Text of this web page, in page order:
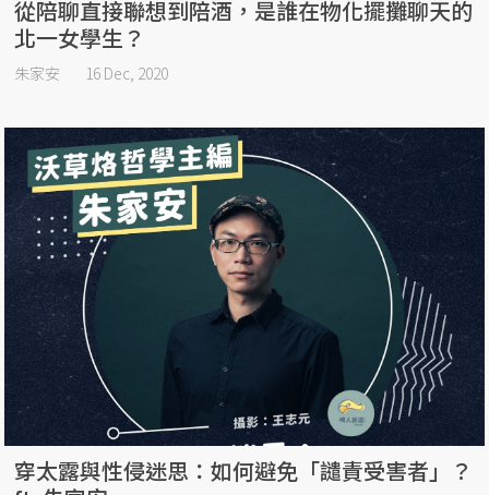
從陪聊直接聯想到陪酒，是誰在物化擺攤聊天的
北一女學生？
朱家安 16 Dec, 2020
穿太露與性侵迷思：如何避免「譴責受害者」？